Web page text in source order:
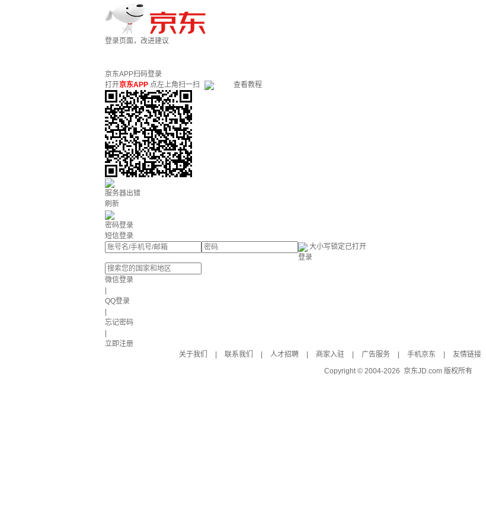
登录页面，改进建议
京东APP扫码登录
打开京东APP 点左上角扫一扫 查看教程
服务器出错
刷新
密码登录
短信登录
大小写锁定已打开
登录
微信登录
QQ登录
忘记密码
立即注册
关于我们
联系我们 人才招聘 商家入驻 广告服务 手机京东 友情链接
Copyright © 2004-2026 京东JD.com 版权所有